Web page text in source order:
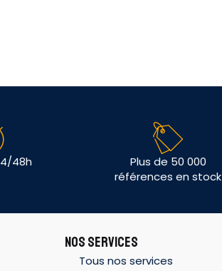
48h
Plus de 50 000
références en stock
NOS SERVICES
Tous nos services